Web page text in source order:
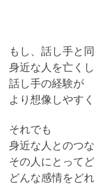
もし、話し手と
身近な人を亡くし
話し手の経験が
より想像しやす
それでも
身近な人とのつ
その人にとって
どんな感情をど